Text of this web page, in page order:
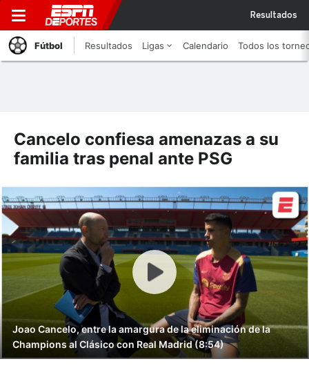
Resultados
Fútbol Resultados Ligas Calendario Todos los
Cancelo confiesa amenazas a su
familia tras penal ante PSG
Joao Cancelo, entre la amargura de la eliminación de la
Champions al Clásico con Real Madrid (8:54)